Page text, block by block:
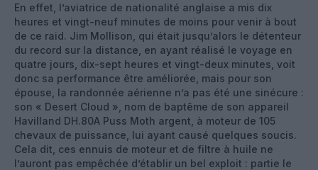
En effet, l’aviatrice de nationalité anglaise a mis dix
heures et vingt-neuf minutes de moins pour venir à bout
de ce raid. Jim Mollison, qui était jusqu’alors le détenteur
du record sur la distance, en ayant réalisé le voyage en
quatre jours, dix-sept heures et vingt-deux minutes, voit
donc sa performance être améliorée, mais pour son
épouse, la randonnée aérienne n’a pas été une sinécure :
son « Desert Cloud », nom de baptême de son appareil
Havilland DH.80A Puss Moth argent, à moteur de 105
chevaux de puissance, lui ayant causé quelques soucis.
Cela dit, ces ennuis de moteur et de filtre à huile ne
l’auront pas empêchée d’établir un bel exploit : partie le